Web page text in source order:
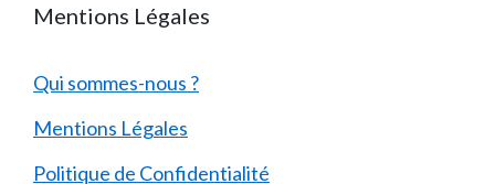
Mentions Légales
Qui sommes-nous ?
Mentions Légales
Politique de Confidentialité